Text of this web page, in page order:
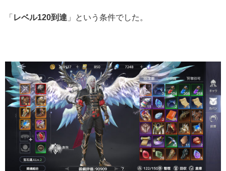
「 レベル120到達 」という条件でした。